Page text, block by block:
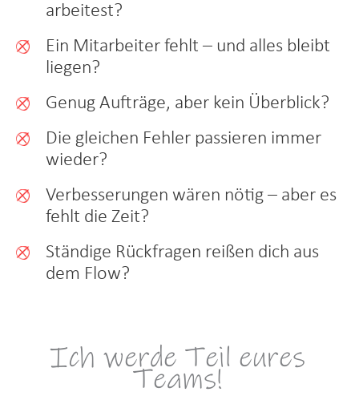
arbeitest?
Ein Mitarbeiter fehlt – und alles bleibt
liegen?
Genug Aufträge, aber kein Überblick?
Die gleichen Fehler passieren immer
wieder?
Verbesserungen wären nötig – aber es
fehlt die Zeit?
Ständige Rückfragen reißen dich aus
dem Flow?
Ich werde Teil eures
Teams!